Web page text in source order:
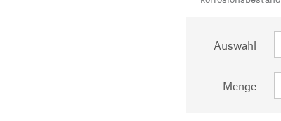
Auswahl
Menge